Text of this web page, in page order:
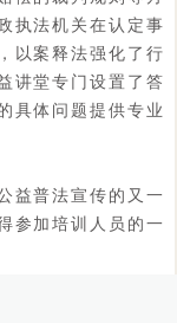
执法机关在认定事
以案释法强化了行
讲堂专门设置了答
具体问题提供专业
益普法宣传的又一
参加培训人员的一